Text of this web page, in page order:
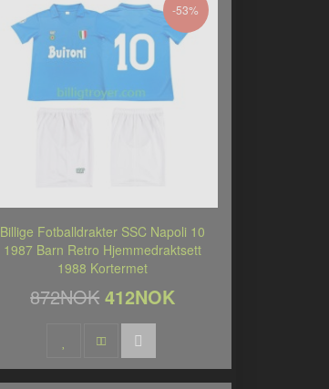
-53%
Billige Fotballdrakter SSC Napoli 10
1987 Barn Retro Hjemmedraktsett
1988 Kortermet
872NOK 412NOK